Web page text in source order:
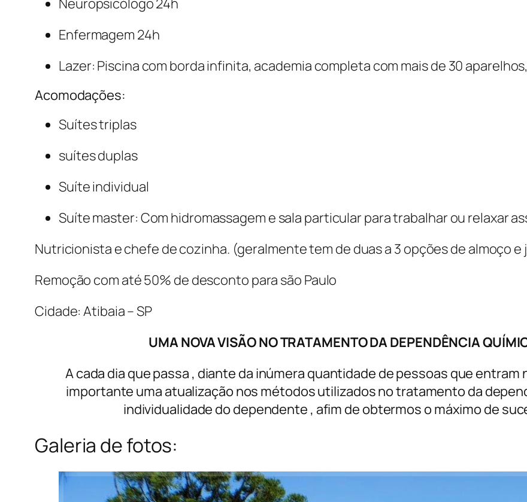
Neuropsicólogo 24h
Enfermagem 24h
Lazer: Piscina com borda infinita, academia completa com mais de 30
Acomodações:
Suítes triplas
suítes duplas
Suíte individual
Suíte master: Com hidromassagem e sala particular para trabalhar ou relaxar
Nutricionista e chefe de cozinha. (geralmente tem de duas a 3 opções de almoço e
Remoção com até 50% de desconto para são Paulo
Cidade: Atibaia – SP
UMA NOVA VISÃO NO TRATAMENTO DA DEPENDÊNCIA
A cada dia que passa , diante da inúmera quantidade de pessoas que entram
importante uma atualização nos métodos utilizados no tratamento da
individualidade do dependente , afim de obtermos o máximo de
Galeria de fotos: